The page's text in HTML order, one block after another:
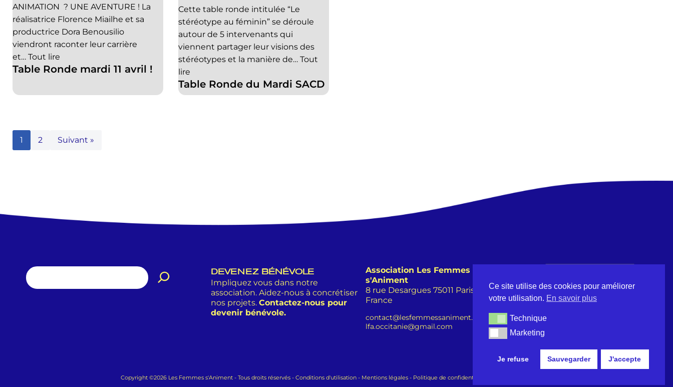
Table Ronde mardi 11 avril !
ANIMATION ? UNE AVENTURE ! La
réalisatrice Florence Miailhe et sa
productrice Dora Benousilio
viendront raconter leur carrière
et… Tout lire
Table Ronde du Mardi SACD
Cette table ronde intitulée “Le
stéréotype au féminin” se déroule
autour de 5 intervenants qui
viennent partager leur visions des
stéréotypes et la manière de… Tout
lire
1 2 Suivant »
DEVENEZ BÉNÉVOLE
Impliquez vous dans notre
association. Aidez-nous à concrétiser
nos projets. Contactez-nous pour
devenir bénévole.
Association Les Femmes
s'Animent
8 rue Desargues 75011 Paris -
France
contact@lesfemmessaniment.fr
lfa.occitanie@gmail.com
Copyright ©2026 Les Femmes s'Animent - Tous droits réservés - Conditions d'utilisation - Mentions légales - Politique de confidentialité
Ce site utilise des cookies pour améliorer
votre utilisation. En savoir plus
TechniqueTechnique
MarketingMarketing
Je refuse Sauvegarder J'accepte